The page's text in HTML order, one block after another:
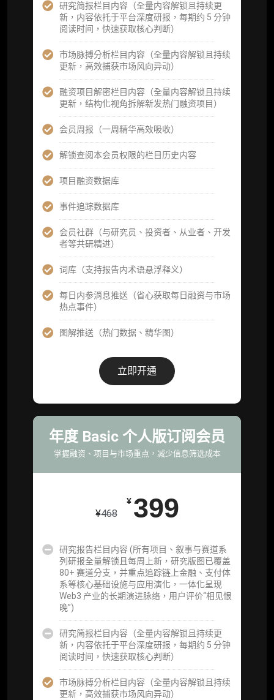
研究简报栏目内容（全量内容解锁且持续更
新，内容依托于平台深度研报，每期约 5 分钟
阅读时间，快速获取核心判断）
市场脉搏分析栏目内容（全量内容解锁且持续
更新，高效捕获市场风向异动）
融资项目解密栏目内容（全量内容解锁且持续
更新，结构化视角拆解新发热门融资项目）
会员周报（一周精华高效吸收）
解锁查阅本会员权限的栏目历史内容
项目融资数据库
事件追踪数据库
会员社群（与研究员、投资者、从业者、开发
者等共研精进）
词库（支持报告内术语悬浮释义）
每日内参消息推送（省心获取每日融资与市场
热点事件）
图解推送（热门数据、精华图）
立即开通
年度 Basic 个人版订阅会员
掌握融资、项目与市场重点，减少信息筛选成本
¥468
¥ 399
研究报告栏目内容 (所有项目、叙事与赛道系
列研报全量解锁且每周上新，研究版图已覆盖
80+ 赛道分支，并重点追踪链上金融、支付体
系等核心基础设施与应用演化，一体化呈现
Web3 产业的长期演进脉络，用户评价“相见恨
晚”)
研究简报栏目内容（全量内容解锁且持续更
新，内容依托于平台深度研报，每期约 5 分钟
阅读时间，快速获取核心判断）
市场脉搏分析栏目内容（全量内容解锁且持续
更新，高效捕获市场风向异动）
每日内参消息推送
研究方向沟通与反馈
定制化研究报告折扣（9.5 折）
立即开通
机构高级年度服务会员
获得专业团队定制研究支持
¥ 59800
企业多账号 (3 席位，若需增加席位请联系客
服)
提供一页纸格局图、机构视角附录、结构化数
据集与定向持续追踪数据库，将研报内容沉淀
为可复用、可复核、可持续追踪的机构级研究
定制化研究服务（1次，课题/选题经审核通过
后，由业内享有盛誉的研究团队为你开展专项
研究，并交付一份完整研究报告）
及研究方向预告，提前了解核心观察变量与后
提前获取研报权（ 6 次，官方发布研报预告后
分析师 1 对 1 沟通（1 小时，话题需审核）
分析师专属答疑服务（3 次提问，话题需审
核）
查阅分析师答疑精华汇总栏目（精选高价值沉
机构专属社群（与业内高管、机构、基金等共
研精进）
可下载报告 PDF 版（18 次/年）